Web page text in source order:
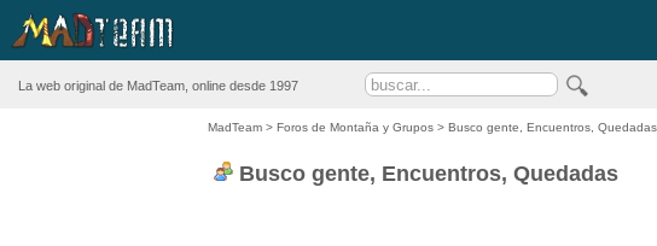
La web original de MadTeam, online desde 1997
MadTeam > Foros de Montaña y Grupos > Busco gente, Encuentros, Quedadas
Busco gente, Encuentros, Quedadas